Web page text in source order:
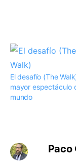
El desafío (The
mayor espectáculo
mundo
Paco